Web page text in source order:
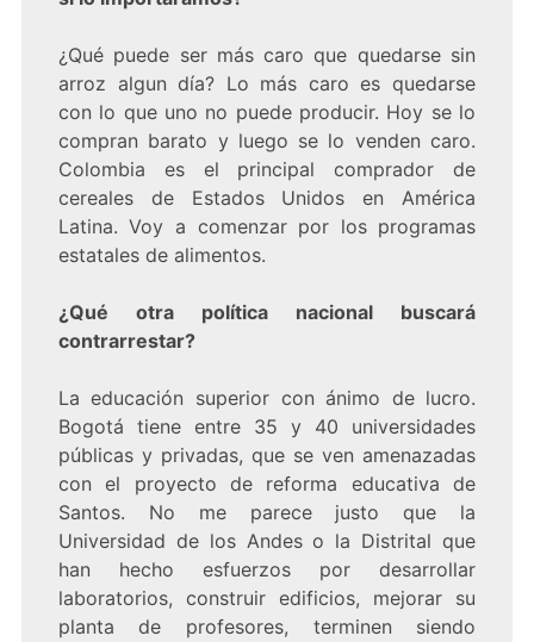
¿Qué puede ser más caro que quedarse sin
arroz algun día? Lo más caro es quedarse
con lo que uno no puede producir. Hoy se lo
compran barato y luego se lo venden caro.
Colombia es el principal comprador de
cereales de Estados Unidos en América
Latina. Voy a comenzar por los programas
estatales de alimentos.
¿Qué otra política nacional buscará
contrarrestar?
La educación superior con ánimo de lucro.
Bogotá tiene entre 35 y 40 universidades
públicas y privadas, que se ven amenazadas
con el proyecto de reforma educativa de
Santos. No me parece justo que la
Universidad de los Andes o la Distrital que
han hecho esfuerzos por desarrollar
laboratorios, construir edificios, mejorar su
planta de profesores, terminen siendo